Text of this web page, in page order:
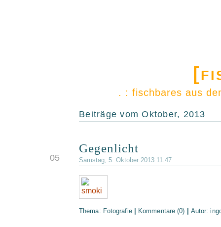
. : fischbares aus
Beiträge vom Oktober, 2013
05
Gegenlicht
Samstag, 5. Oktober 2013 11:47
Thema: Fotografie Kommentare (0) Autor: